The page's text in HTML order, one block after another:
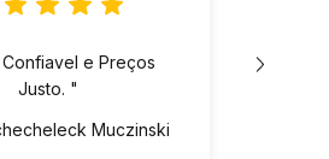
e Preços
Justo. "
Muczinski